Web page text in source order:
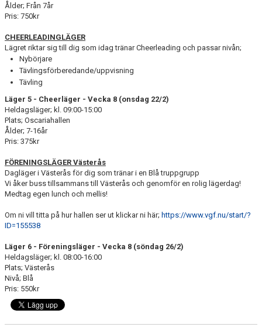
Ålder; Från 7år
Pris: 750kr
CHEERLEADINGLÄGER
Lägret riktar sig till dig som idag tränar Cheerleading och passar nivån;
Nybörjare
Tävlingsförberedande/uppvisning
Tävling
Läger 5 - Cheerläger - Vecka 8 (onsdag 22/2)
Heldagsläger; kl. 09:00-15:00
Plats; Oscariahallen
Ålder; 7-16år
Pris: 375kr
FÖRENINGSLÄGER Västerås
Dagläger i Västerås för dig som tränar i en Blå truppgrupp
Vi åker buss tillsammans till Västerås och genomför en rolig lägerdag!
Medtag egen lunch och mellis!
Om ni vill titta på hur hallen ser ut klickar ni här; https://www.vgf.nu/start/?
ID=155538
Läger 6 - Föreningsläger - Vecka 8 (söndag 26/2)
Heldagsläger; kl. 08:00-16:00
Plats; Västerås
Nivå; Blå
Pris: 550kr